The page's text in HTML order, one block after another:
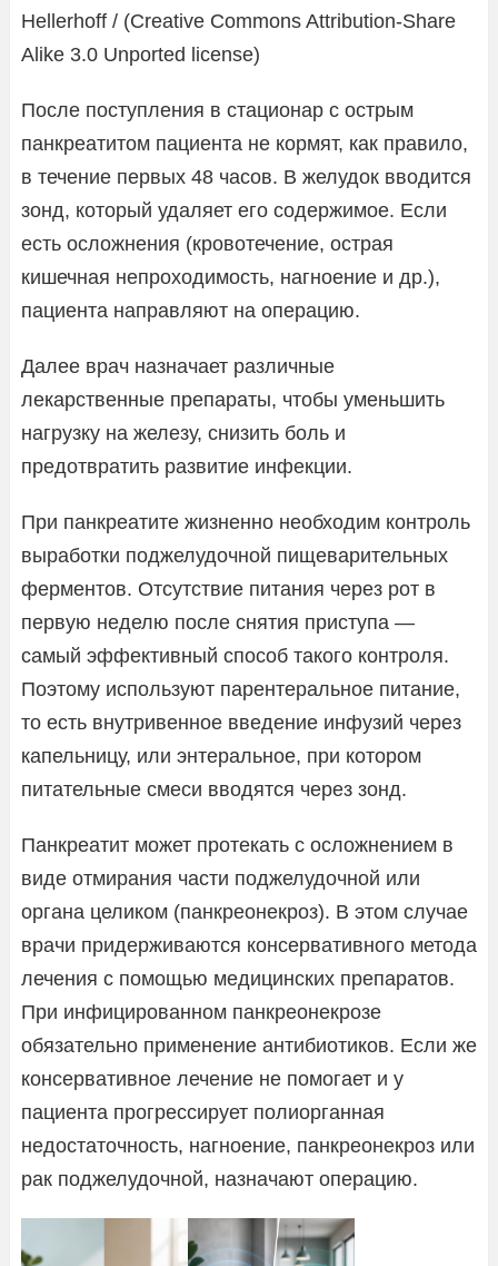
Hellerhoff / (Creative Commons Attribution-Share
Alike 3.0 Unported license)
После поступления в стационар с острым
панкреатитом пациента не кормят, как правило,
в течение первых 48 часов. В желудок вводится
зонд, который удаляет его содержимое. Если
есть осложнения (кровотечение, острая
кишечная непроходимость, нагноение и др.),
пациента направляют на операцию.
Далее врач назначает различные
лекарственные препараты, чтобы уменьшить
нагрузку на железу, снизить боль и
предотвратить развитие инфекции.
При панкреатите жизненно необходим контроль
выработки поджелудочной пищеварительных
ферментов. Отсутствие питания через рот в
первую неделю после снятия приступа —
самый эффективный способ такого контроля.
Поэтому используют парентеральное питание,
то есть внутривенное введение инфузий через
капельницу, или энтеральное, при котором
питательные смеси вводятся через зонд.
Панкреатит может протекать с осложнением в
виде отмирания части поджелудочной или
органа целиком (панкреонекроз). В этом случае
врачи придерживаются консервативного метода
лечения с помощью медицинских препаратов.
При инфицированном панкреонекрозе
обязательно применение антибиотиков. Если же
консервативное лечение не помогает и у
пациента прогрессирует полиорганная
недостаточность, нагноение, панкреонекроз или
рак поджелудочной, назначают операцию.